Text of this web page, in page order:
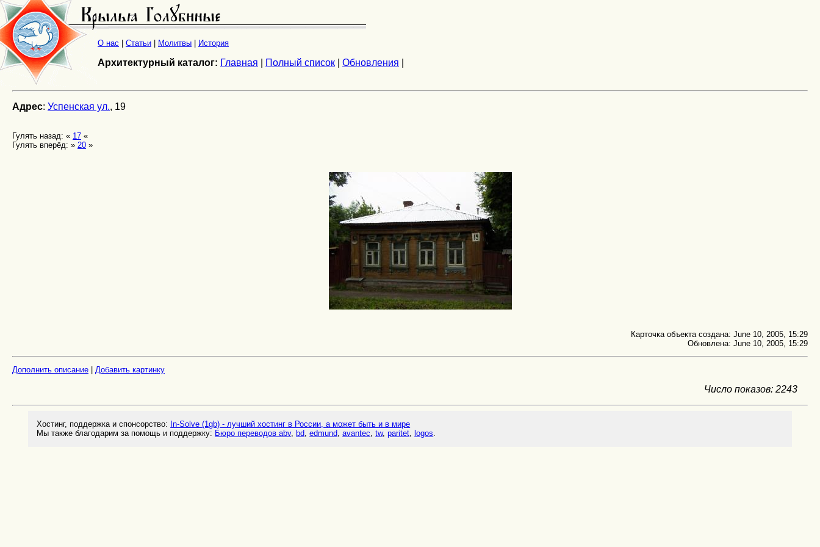
О нас Статьи Молитвы История
Архитектурный каталог: Главная Полный список Обновления
Адрес: Успенская ул., 19
Гулять назад: « 17 «
Гулять вперёд: » 20 »
Карточка объекта создана: June 10, 2005, 15:29
Обновлена: June 10, 2005, 15:29
Дополнить описание Добавить картинку
Число показов: 2243
Хостинг, поддержка и спонсорство: In-Solve (1gb) - лучший хостинг в России, а может быть и в мире
Мы также благодарим за помощь и поддержку: Бюро переводов abv, bd,edmund,avantec,tw,paritet, logos.